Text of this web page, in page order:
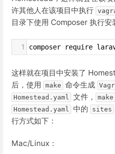
许其他人在该项目中执行
目录下使用 Composer 执行安
1 composer require
这样就在项目中安装了
后，使用 make 命令生成
Homestead.yaml 文件， make
Homestead.yaml 中的 sites
行方式如下：
Mac/Linux：